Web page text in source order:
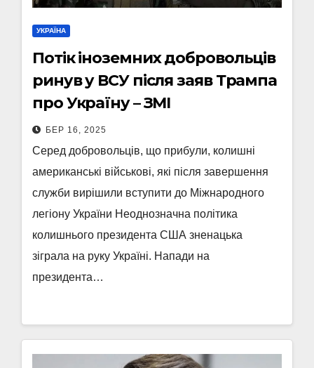
УКРАЇНА
Потік іноземних добровольців
ринув у ВСУ після заяв Трампа
про Україну – ЗМІ
БЕР 16, 2025
Серед добровольців, що прибули, колишні
американські військові, які після завершення
служби вирішили вступити до Міжнародного
легіону України Неоднозначна політика
колишнього президента США зненацька
зіграла на руку Україні. Напади на
президента…